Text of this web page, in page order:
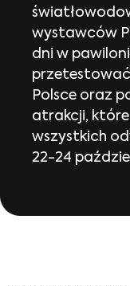
wystawców
dni w
Polsce oraz
atrakcji,
wszystkich
22-24